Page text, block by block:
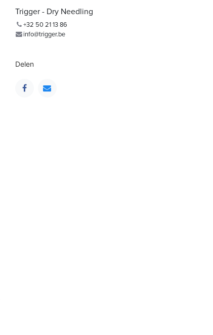
Trigger - Dry Needling
+32 50 21 13 86
info@trigger.be
Delen